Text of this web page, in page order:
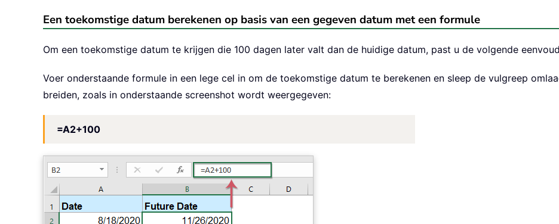
Een toekomstige datum berekenen op basis van een gegeven datum met een formule
Om een toekomstige datum te krijgen die 100 dagen later valt dan de huidige datum, past u de volgende
Voer onderstaande formule in een lege cel in om de toekomstige datum te berekenen en sleep de vulgreep
breiden, zoals in onderstaande screenshot wordt weergegeven:
=A2+100